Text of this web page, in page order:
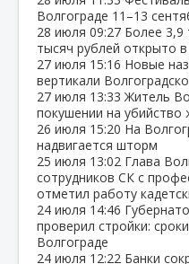
Волгограде 11–13
28 июля 09:27 Более 3,9
тысяч рублей открыто
27 июля 15:16 Новые
вертикали
27 июля 13:33 Житель
покушении на
26 июля 15:20 На
надвигается шторм
25 июля 13:02 Глава
сотрудников СК с
отметил работу
24 июля 14:46
проверил стройки:
Волгограде
24 июля 12:22 Банки